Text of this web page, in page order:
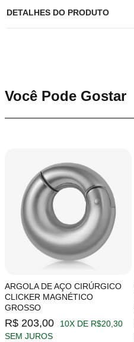
DETALHES DO PRODUTO
Você Pode Gostar
ARGOLA DE AÇO CIRÚRGICO
CLICKER MAGNÉTICO
GROSSO
R$ 203,00
10X DE R$20,30
SEM JUROS